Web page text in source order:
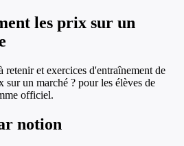
les prix sur un
retenir et exercices d'entraînement de
sur un marché ? pour les élèves de
officiel.
notion